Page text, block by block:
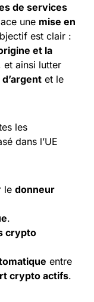
de services
une mise en
est clair :
et la
et ainsi lutter
et le
les
dans l’UE
le donneur
.
crypto
entre
crypto actifs.